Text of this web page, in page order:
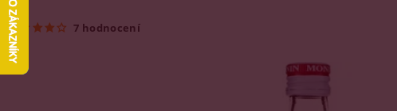
7 hodnocení